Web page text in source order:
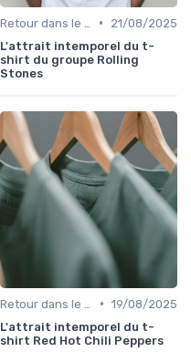
•
21/08/2025
L'attrait intemporel du t-
shirt du groupe Rolling
Stones
• 19/08/2025
L'attrait intemporel du t-
shirt Red Hot Chili Peppers